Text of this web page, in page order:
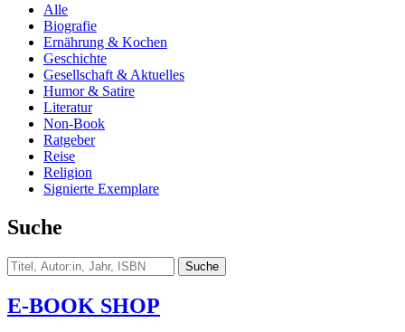
Alle
Biografie
Ernährung & Kochen
Geschichte
Gesellschaft & Aktuelles
Humor & Satire
Literatur
Non-Book
Ratgeber
Reise
Religion
Signierte Exemplare
Suche
E-BOOK SHOP